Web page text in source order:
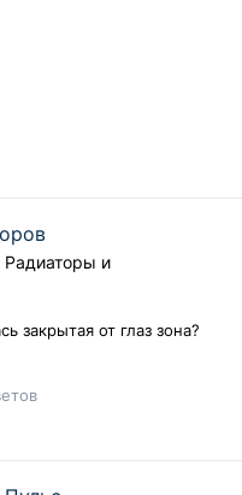
Радиаторы и
закрытая от глаз зона?